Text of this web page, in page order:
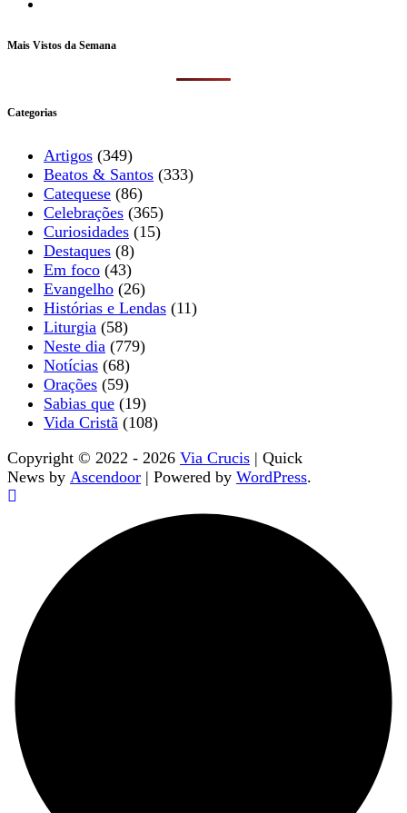
Mais Vistos da Semana
Categorias
Artigos (349)
Beatos & Santos (333)
Catequese (86)
Celebrações (365)
Curiosidades (15)
Destaques (8)
Em foco (43)
Evangelho (26)
Histórias e Lendas (11)
Liturgia (58)
Neste dia (779)
Notícias (68)
Orações (59)
Sabias que (19)
Vida Cristã (108)
Copyright © 2022 - 2026 Via Crucis | Quick
News by Ascendoor | Powered by WordPress.